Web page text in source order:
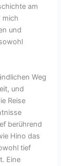
am
mich
und
Weg
und
Reise
berührend
Hino das
tief
Eine